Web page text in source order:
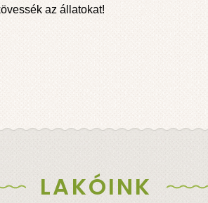
az állatokat!
LAKÓINK